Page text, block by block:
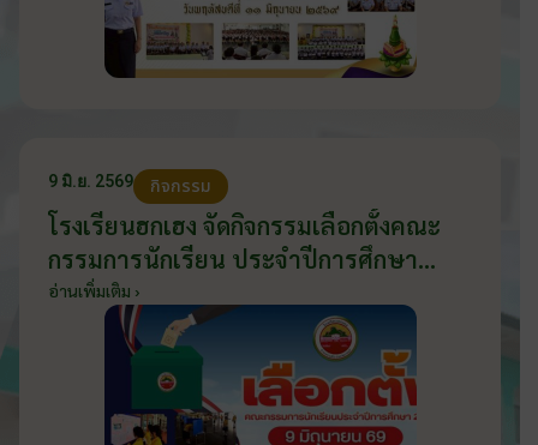
9 มิ.ย. 2569 กิจกรรม
โรงเรียนฮกเฮง จัดกิจกรรมเลือกตั้งคณะ
กรรมการนักเรียน ประจำปีการศึกษา
2569 ส่งเสริมประชาธิปไตยในโรงเรียน
วันที่ 9 มิถุนายน 2569
อ่านเพิ่มเติม ›